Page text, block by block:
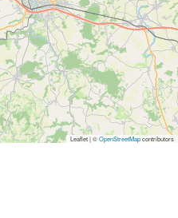
Leaflet | ©OpenStreetMapcontributors